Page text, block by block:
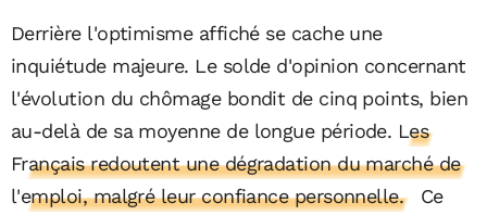
Derrière l'optimisme affiché se cache une
inquiétude majeure. Le solde d'opinion concernant
l'évolution du chômage bondit de cinq points, bien
au-delà de sa moyenne de longue période. Les
Français redoutent une dégradation du marché de
l'emploi, malgré leur confiance personnelle.
Ce